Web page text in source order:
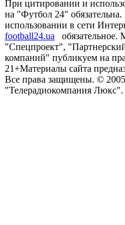
При цитировании и
на "Футбол 24"
использовании в сети
football24.ua
обязательное.
"Спецпроект",
компаний" публикуем на
21+Материалы сайта
Все права защищены. ©
"Телерадиокомпания